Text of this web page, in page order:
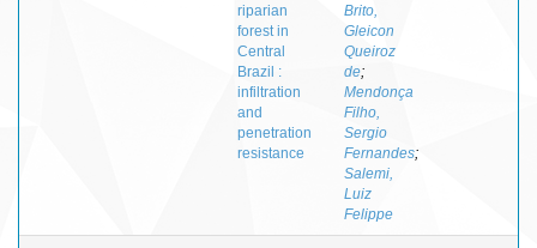
riparian
forest in
Central
Brazil :
infiltration
and
penetration
resistance
Brito,
Gleicon
Queiroz
de;
Mendonça
Filho,
Sergio
Fernandes;
Salemi,
Luiz
Felippe